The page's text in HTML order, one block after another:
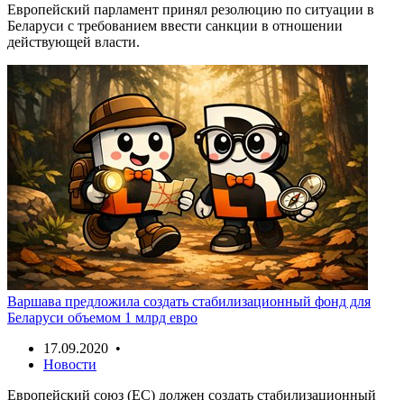
Европейский парламент принял резолюцию по ситуации в
Беларуси с требованием ввести санкции в отношении
действующей власти.
Варшава предложила создать стабилизационный фонд для
Беларуси объемом 1 млрд евро
17.09.2020 •
Новости
Европейский союз (ЕС) должен создать стабилизационный